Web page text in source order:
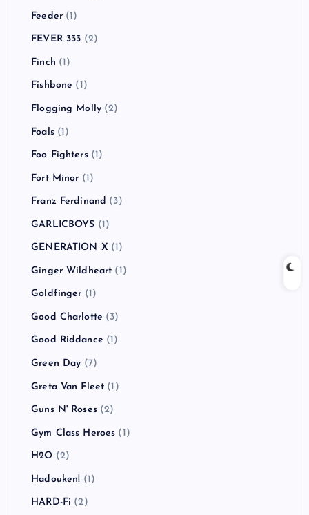
Feeder(1)
FEVER 333 (2)
Finch (1)
Fishbone (1)
Flogging Molly (2)
Foals(1)
Foo Fighters(1)
Fort Minor (1)
Franz Ferdinand (3)
GARLICBOYS (1)
GENERATION X (1)
Ginger Wildheart (1)
Goldfinger (1)
Good Charlotte (3)
Good Riddance (1)
Green Day (7)
Greta Van Fleet (1)
Guns N' Roses(2)
Gym Class Heroes (1)
H2O (2)
Hadouken! (1)
HARD-Fi (2)